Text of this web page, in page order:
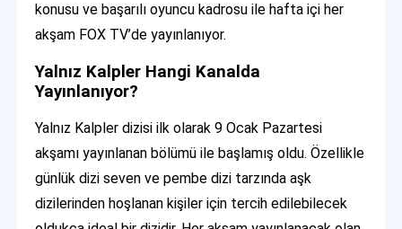
konusu ve başarılı oyuncu kadrosu ile hafta içi her
akşam FOX TV’de yayınlanıyor.
Yalnız Kalpler Hangi Kanalda
Yayınlanıyor?
Yalnız Kalpler dizisi ilk olarak 9 Ocak Pazartesi
akşamı yayınlanan bölümü ile başlamış oldu. Özellikle
günlük dizi seven ve pembe dizi tarzında aşk
dizilerinden hoşlanan kişiler için tercih edilebilecek